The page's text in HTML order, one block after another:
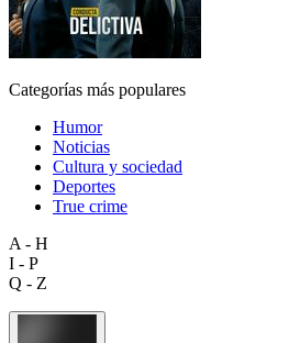
Categorías más populares
Humor
Noticias
Cultura y sociedad
Deportes
True crime
A - H
I - P
Q - Z